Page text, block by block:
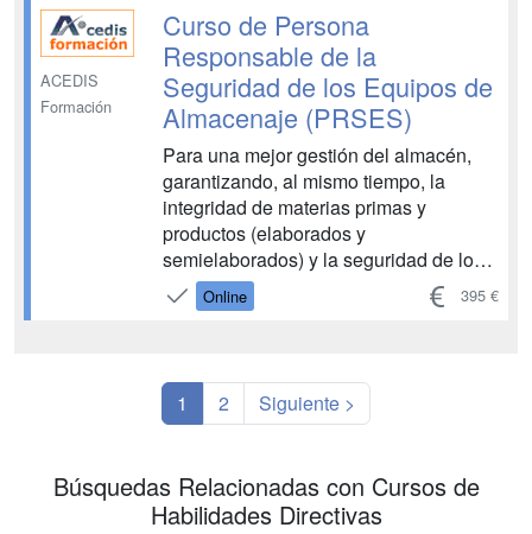
información, libros y c...
ACEDIS
Formación
Curso de Persona
Responsable de la
Seguridad de los Equipos de
Almacenaje (PRSES)
Para una mejor gestión del almacén,
garantizando, al mismo tiempo, la
integridad de materias primas y
productos (elaborados y
semielaborados) y la seguridad de los
operarios, de los equipos de
manutención y de las instalaciones, es
Online 395 €
1 2 Siguiente >
Búsquedas Relacionadas con Cursos de
Habilidades Directivas